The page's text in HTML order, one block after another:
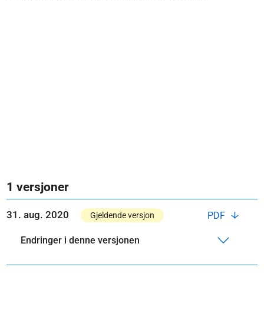
1 versjoner
PDF
31. aug. 2020 Gjeldende versjon
Endringer i denne versjonen